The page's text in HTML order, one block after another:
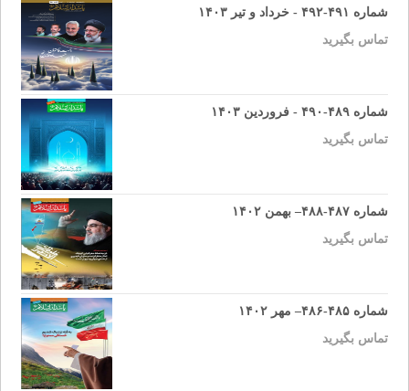
شماره ۴۹۱-۴۹۲ - خرداد و تیر ۱۴۰۳
تماس بگیرید
شماره ۴۸۹-۴۹۰ - فروردین ۱۴۰۳
تماس بگیرید
شماره ۴۸۷-۴۸۸– بهمن ۱۴۰۲
تماس بگیرید
شماره ۴۸۵-۴۸۶– مهر ۱۴۰۲
تماس بگیرید